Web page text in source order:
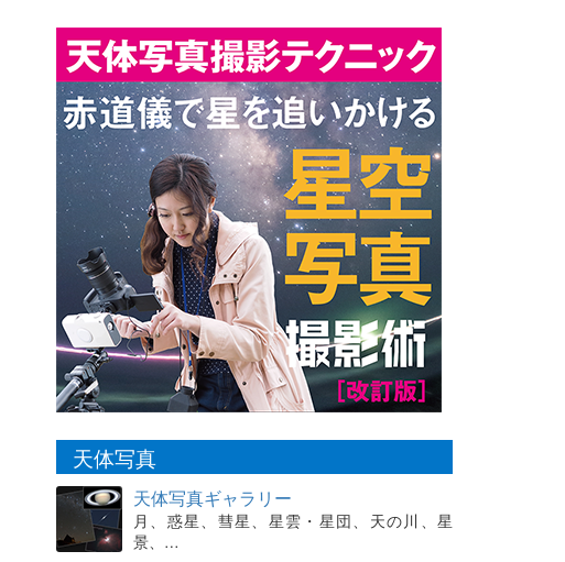
天体写真
天体写真ギャラリー
月、惑星、彗星、星雲・星団、天の川、星
景、…